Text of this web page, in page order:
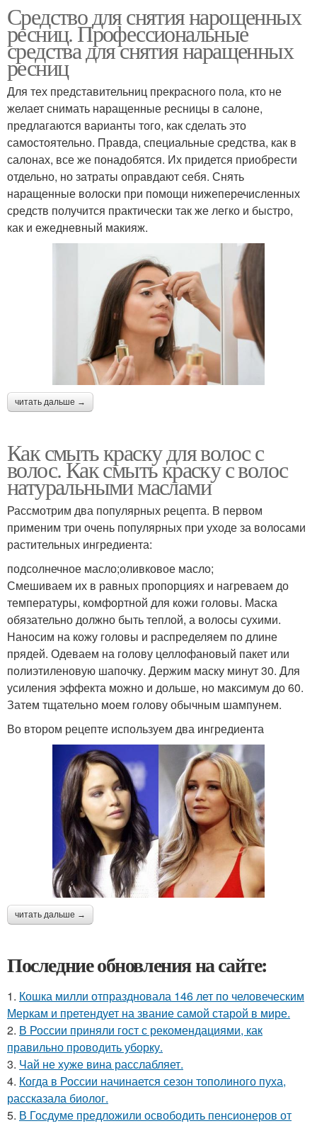
Средство для снятия нарощенных
ресниц. Профессиональные
средства для снятия наращенных
ресниц
Для тех представительниц прекрасного пола, кто не
желает снимать наращенные ресницы в салоне,
предлагаются варианты того, как сделать это
самостоятельно. Правда, специальные средства, как в
салонах, все же понадобятся. Их придется приобрести
отдельно, но затраты оправдают себя. Снять
наращенные волоски при помощи нижеперечисленных
средств получится практически так же легко и быстро,
как и ежедневный макияж.
читать дальше →
Как смыть краску для волос с
волос. Как смыть краску с волос
натуральными маслами
Рассмотрим два популярных рецепта. В первом
применим три очень популярных при уходе за волосами
растительных ингредиента:
подсолнечное масло;оливковое масло;
Смешиваем их в равных пропорциях и нагреваем до
температуры, комфортной для кожи головы. Маска
обязательно должно быть теплой, а волосы сухими.
Наносим на кожу головы и распределяем по длине
прядей. Одеваем на голову целлофановый пакет или
полиэтиленовую шапочку. Держим маску минут 30. Для
усиления эффекта можно и дольше, но максимум до 60.
Затем тщательно моем голову обычным шампунем.
Во втором рецепте используем два ингредиента
читать дальше →
Последние обновления на сайте:
1. Кошка милли отпраздновала 146 лет по человеческим
Меркам и претендует на звание самой старой в мире.
2. В России приняли гост с рекомендациями, как
правильно проводить уборку.
3. Чай не хуже вина расслабляет.
4. Когда в России начинается сезон тополиного пуха,
рассказала биолог.
5. В Госдуме предложили освободить пенсионеров от